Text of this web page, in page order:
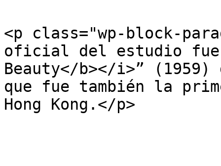
<p class="wp-block-
oficial del estudio fue
Beauty</b></i>” (1959)
que fue también la
Hong Kong.</p>